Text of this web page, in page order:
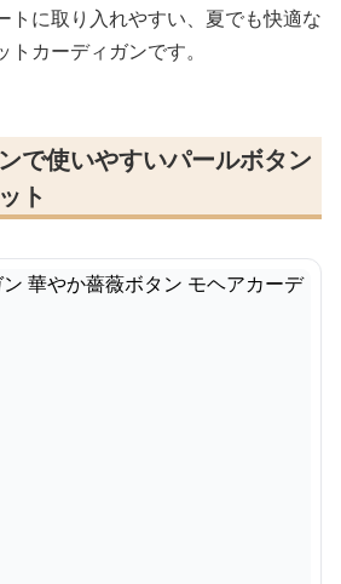
トに取り入れやすい、夏でも快適な
カーディガンです。
で使いやすいパールボタン
ト